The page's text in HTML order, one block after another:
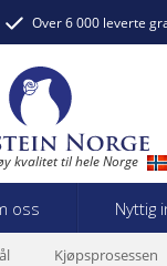
Over 6 000 leverte
kvalitet til hele Norge
oss Nyttig
Kjøpsprosessen